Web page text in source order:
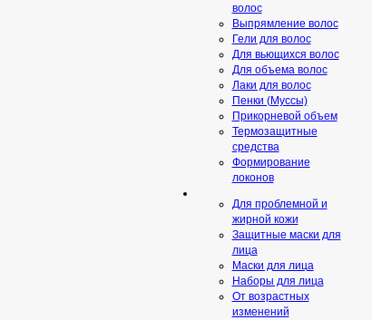
волос
Выпрямление волос
Гели для волос
Для вьющихся волос
Для объема волос
Лаки для волос
Пенки (Муссы)
Прикорневой объем
Термозащитные
средства
Формирование
локонов
Для проблемной и
жирной кожи
Защитные маски для
лица
Маски для лица
Наборы для лица
От возрастных
изменений